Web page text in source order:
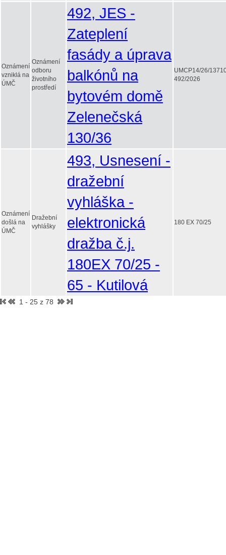
Oznámení
vzniklá na
ÚMČ
Oznámení
odboru
životního
prostředí
492, JES -
Zateplení
fasády a úprava
balkónů na
bytovém domě
Zelenečská
130/36
UMCP14/26/
492/2026
Oznámení
došlá na
ÚMČ
Dražební
vyhlášky
493, Usnesení -
dražební
vyhláška -
elektronická
dražba č.j.
180EX 70/25 -
65 - Kutilová
180 EX 70/25
1 - 25 z 78